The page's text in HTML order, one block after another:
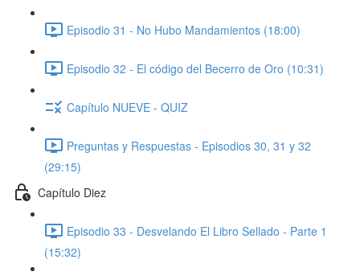
Episodio 31 - No Hubo Mandamientos (18:00)
Episodio 32 - El código del Becerro de Oro (10:31)
Capítulo NUEVE - QUIZ
Preguntas y Respuestas - Episodios 30, 31 y 32
(29:15)
Capítulo Diez
Episodio 33 - Desvelando El Libro Sellado - Parte 1
(15:32)